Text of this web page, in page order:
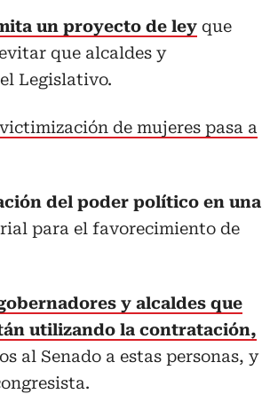
un proyecto de ley que
que alcaldes y
Legislativo.
de mujeres pasa a
del poder político en una
para el favorecimiento de
y alcaldes que
utilizando la contratación,
al Senado a estas personas, y